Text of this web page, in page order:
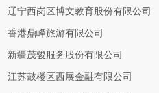
辽宁西岗区博文教育股份有限公司
香港鼎峰旅游有限公司
新疆茂骏服务股份有限公司
江苏鼓楼区西展金融有限公司